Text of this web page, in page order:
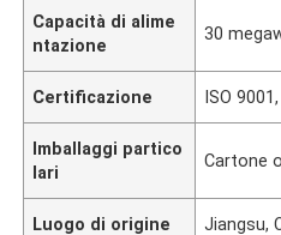
Capacità di alime
ntazione
30
Certificazione ISO
Imballaggi partico
lari
Cartone
Luogo di origine Jiangsu,